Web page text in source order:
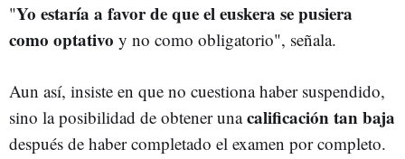
"Yo estaría a favor de que el euskera se pusiera
como optativo y no como obligatorio", señala.
Aun así, insiste en que no cuestiona haber suspendido,
sino la posibilidad de obtener unacalificación tan baja
después de haber completado el examen por completo.